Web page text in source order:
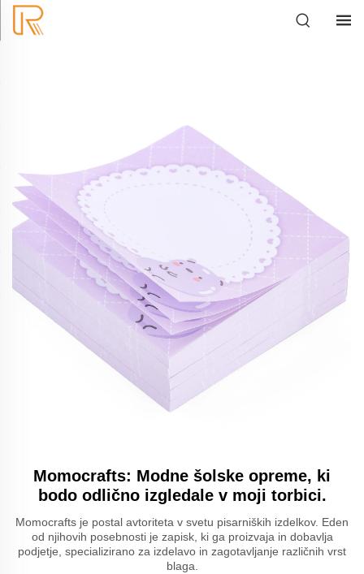
Momocrafts: Modne šolske opreme, ki
bodo odlično izgledale v moji torbici.
Momocrafts je postal avtoriteta v svetu pisarniških izdelkov. Eden
od njihovih posebnosti je zapisk, ki ga proizvaja in dobavlja
podjetje, specializirano za izdelavo in zagotavljanje različnih vrst
blaga.